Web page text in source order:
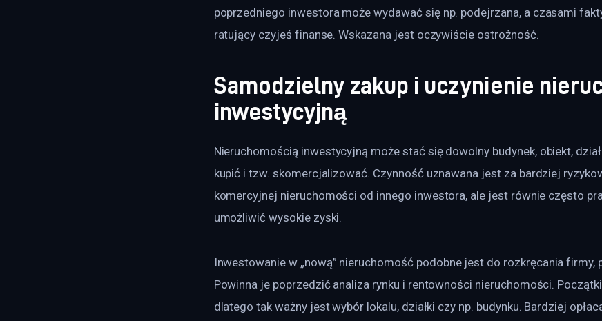
poprzedniego inwestora może wydawać się np. podejrzana, a czasami
ratujący czyjeś finanse. Wskazana jest oczywiście ostrożność.
Samodzielny zakup i uczynienie
inwestycyjną
Nieruchomością inwestycyjną może stać się dowolny budynek, obiekt,
kupić i tzw. skomercjalizować. Czynność uznawana jest za bardziej
komercyjnej nieruchomości od innego inwestora, ale jest równie często
umożliwić wysokie zyski.
Inwestowanie w „nową” nieruchomość podobne jest do rozkręcania firmy,
Powinna je poprzedzić analiza rynku i rentowności nieruchomości.
dlatego tak ważny jest wybór lokalu, działki czy np. budynku. Bardziej